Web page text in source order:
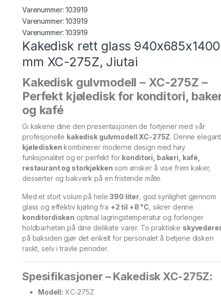
Varenummer:103919
Varenummer: 103919
Varenummer:103919
Kakedisk rett glass 940x685x1400
mm XC-275Z, Jiutai
Kakedisk gulvmodell – XC-275Z –
Perfekt kjøledisk for konditori,
og kafé
Gi kakene dine den presentasjonen de fortjener med vår
profesjonelle kakedisk gulvmodell XC-275Z. Denne
kjøledisken kombinerer moderne design med høy
funksjonalitet og er perfekt for konditori, bakeri, kafé,
restaurant og storkjøkken som ønsker å vise frem kaker,
desserter og bakverk på en fristende måte.
Med et stort volum på hele390 liter, god synlighet gjennom
glass og effektiv kjøling fra +2 til +8 °C , sikrer denne
konditordisken optimal lagringstemperatur og forlenger
holdbarheten på dine delikate varer. To praktiske
på baksiden gjør det enkelt for personalet å betjene disken
raskt, selv i travle perioder.
Spesifikasjoner – Kakedisk XC-275Z:
Modell: XC-275Z